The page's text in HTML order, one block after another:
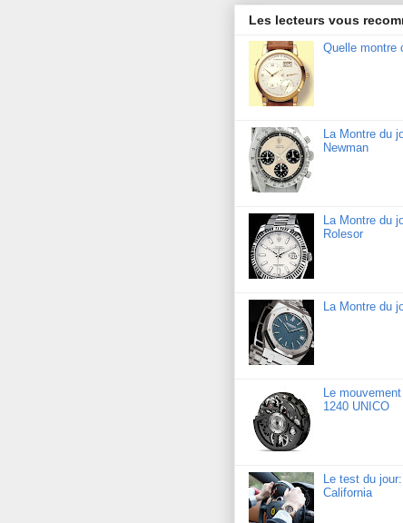
Les lecteurs vous
Quelle montre
La Montre du
Newman
La Montre du
Rolesor
La Montre du
Le
1240 UNICO
Le test du
California